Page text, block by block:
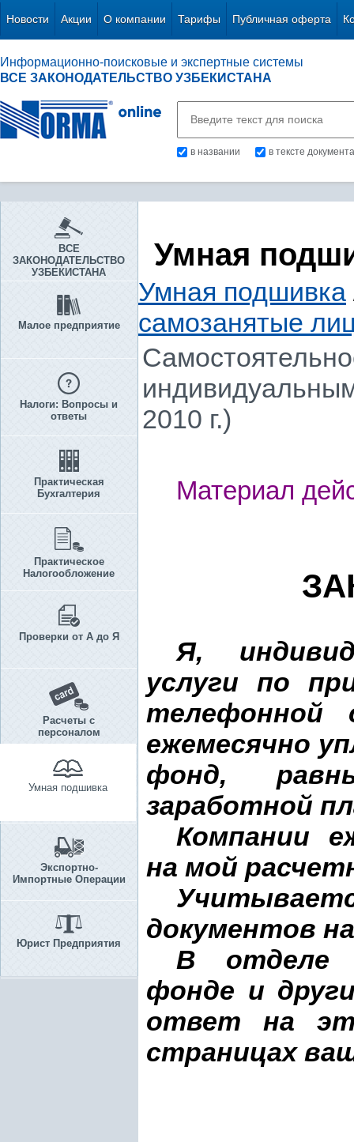
Новости Акции О компании Тарифы Публичная оферта
Информационно-поисковые и экспертные системы
ВСЕ ЗАКОНОДАТЕЛЬСТВО УЗБЕКИСТАНА
в названии в тексте документа
ВСЕ
ЗАКОНОДАТЕЛЬСТВО
УЗБЕКИСТАНА
Малое предприятие
Налоги: Вопросы и
ответы
Практическая
Бухгалтерия
Практическое
Налогообложение
Проверки от А до Я
Расчеты с
персоналом
Умная подшивка
Экспортно-
Импортные Операции
Юрист Предприятия
Умная
Умная подшивка
самозанятые
2010 г.)
Материал
Я,
услуги по
телефонной
ежемесячно
фонд,
заработной
Компании
на мой
документов
В отделе
фонде и
ответ на
страницах